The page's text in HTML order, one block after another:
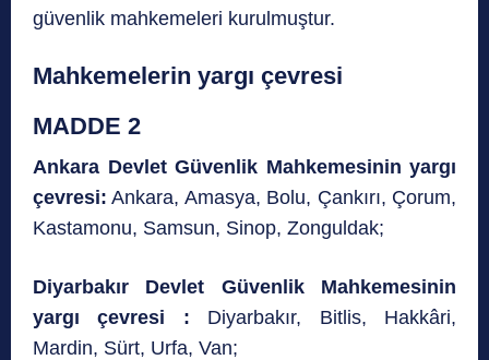
güvenlik mahkemeleri kurulmuştur.
Mahkemelerin yargı çevresi
MADDE 2
Ankara Devlet Güvenlik Mahkemesinin yargı
çevresi: Ankara, Amasya, Bolu, Çankırı, Çorum,
Kastamonu, Samsun, Sinop, Zonguldak;
Diyarbakır Devlet Güvenlik Mahkemesinin
yargı çevresi : Diyarbakır, Bitlis, Hakkâri,
Mardin, Sürt, Urfa, Van;